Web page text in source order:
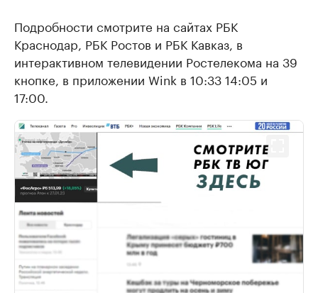
Подробности смотрите на сайтах РБК
Краснодар, РБК Ростов и РБК Кавказ, в
интерактивном телевидении Ростелекома на 39
кнопке, в приложении Wink в 10:33 14:05 и
17:00.